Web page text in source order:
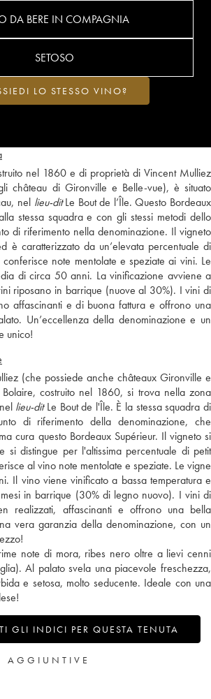
nel 1860 e di proprietà di Vincent Mulliez
château di Gironville e Belle-vue), è situato
nel lieu-ditLe Bout de l’Île. Questo Bordeaux
stessa squadra e con gli stessi metodi dello
di riferimento nella denominazione. Il vigneto
è caratterizzato da un’elevata percentuale di
note mentolate e speziate ai vini. Le
di circa 50 anni. La vinificazione avviene a
riposano in barrique (nuove al 30%). I vini di
affascinanti e di buona fattura e offrono una
Un’eccellenza della denominazione e un
unico!
(che possiede anche châteaux Gironville e
costruito nel 1860, si trova nella zona
lieu-ditLe Bout de l'Île. È la stessa squadra di
di riferimento della denominazione, che
cura questo Bordeaux Supérieur. Il vigneto si
si distingue per l'altissima percentuale di petit
al vino note mentolate e speziate. Le vigne
Il vino viene vinificato a bassa temperatura e
in barrique (30% di legno nuovo). I vini di
realizzati, affascinanti e offrono una bella
vera garanzia della denominazione, con un
note di mora, ribes nero oltre a lievi cenni
Al palato svela una piacevole freschezza,
e setosa, molto seducente. Ideale con una
GLI INDICI PER QUESTA TENUTA
DA BERE IN COMPAGNIA
SETOSO
LO STESSO VINO?
AGGIUNTIVE